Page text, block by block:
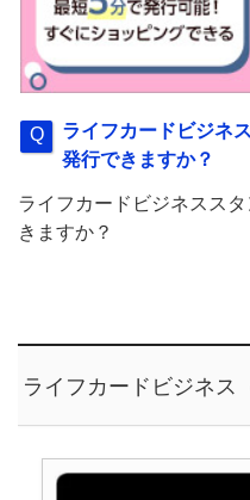
ライフカードビジネ
発行できますか？
ライフカードビジネスス
きますか？
ライフカードビジネス